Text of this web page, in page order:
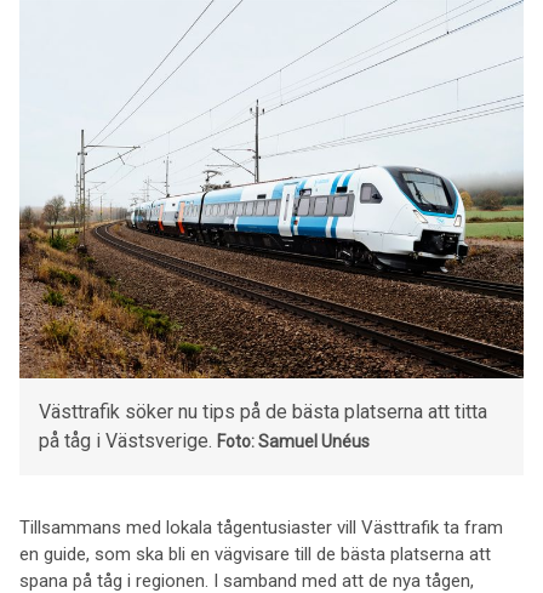
Västtrafik söker nu tips på de bästa platserna att titta
på tåg i Västsverige. Foto: Samuel Unéus
Tillsammans med lokala tågentusiaster vill Västtrafik ta fram
en guide, som ska bli en vägvisare till de bästa platserna att
spana på tåg i regionen. I samband med att de nya tågen,